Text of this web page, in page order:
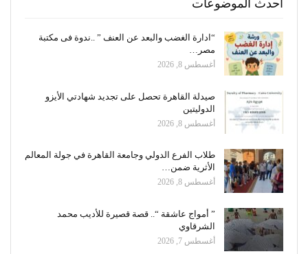
أحدث الموضوعات
“ادارة الغضب والبعد عن العنف ” ..ندوة فى مكتبة
مصر…
أغسطس 8, 2026
صيدلة القاهرة تحصل على تجديد شهادتي الأيزو
الدوليتين
أغسطس 8, 2026
طلاب الفرع الدولي وجامعة القاهرة في جولة المعالم
الأثرية ضمن…
أغسطس 8, 2026
” أمواج عاشقة “.. قصة قصيرة للأديب محمد
الشرقاوي
أغسطس 7, 2026